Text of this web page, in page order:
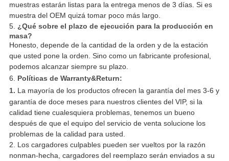
muestras estarán listas para la entrega menos de 3 días. Si es
muestra del OEM quizá tomar poco más largo.
5. ¿Qué sobre el plazo de ejecución para la producción en
masa?
Honesto, depende de la cantidad de la orden y de la estación
que usted pone la orden. Sino como un fabricante profesional,
podemos alcanzar siempre su plazo.
6. Políticas de Warranty&Return:
1. La mayoría de los productos ofrecen la garantía del mes 3-6 y
garantía de doce meses para nuestros clientes del VIP, si la
calidad tiene cualesquiera problemas, tenemos un bueno
después de que el equipo del servicio de venta solucione los
problemas de la calidad para usted.
2. Los cargadores culpables pueden ser vueltos por la razón
nonman-hecha, cargadores del reemplazo serán enviados a su